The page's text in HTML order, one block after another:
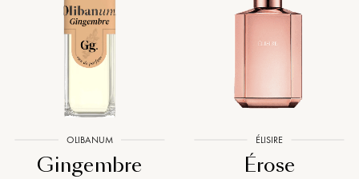
OLIBANUM
Gingembre
ÉLISIRE
Érose